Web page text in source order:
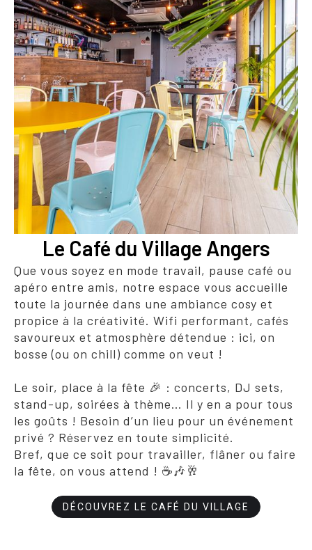
Le Café du Village Angers
Que vous soyez en mode travail, pause café ou
apéro entre amis, notre espace vous accueille
toute la journée dans une ambiance cosy et
propice à la créativité. Wifi performant, cafés
savoureux et atmosphère détendue : ici, on
bosse (ou on chill) comme on veut !
Le soir, place à la fête 🎉 : concerts, DJ sets,
stand-up, soirées à thème… Il y en a pour tous
les goûts ! Besoin d’un lieu pour un événement
privé ? Réservez en toute simplicité.
Bref, que ce soit pour travailler, flâner ou faire
la fête, on vous attend ! ☕🎶🥂
DÉCOUVREZ LE CAFÉ DU VILLAGE